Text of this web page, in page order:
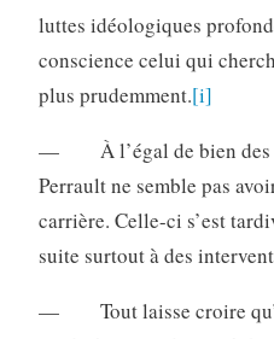
luttes idéologiques
conscience celui qui
plus prudemment.[i]
— À l’égal de bien des
Perrault ne semble pas
carrière. Celle-ci s’est
suite surtout à des
— Tout laisse croire